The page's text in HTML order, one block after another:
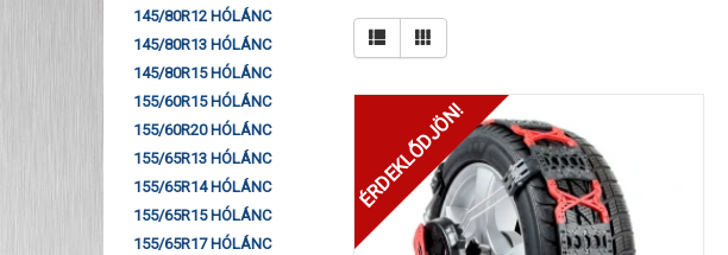
145/80R12 HÓLÁNC
145/80R13 HÓLÁNC
145/80R15 HÓLÁNC
155/60R15 HÓLÁNC
155/60R20 HÓLÁNC
155/65R13 HÓLÁNC
155/65R14 HÓLÁNC
155/65R15 HÓLÁNC
155/65R17 HÓLÁNC
ÉRDEKLŐDJÖN!